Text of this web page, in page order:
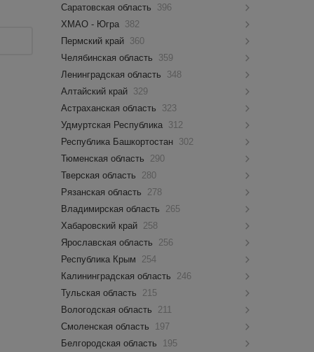
Саратовская область
396
ХМАО - Югра 382
Пермский край 360
Челябинская область
359
Ленинградская область
348
Алтайский край 329
Астраханская область
323
Удмуртская Республика 312
Республика Башкортостан 302
Тюменская область
290
Тверская область
280
Рязанская область
278
Владимирская область
265
Хабаровский край 258
Ярославская область
256
Республика Крым
254
Калининградская область
246
Тульская область
215
Вологодская область
211
Смоленская область
197
Белгородская область
195